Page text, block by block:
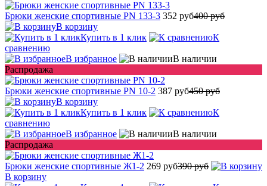
Брюки женские спортивные PN 133-3 352 руб400 руб
В корзину
Купить в 1 клик
К
сравнению
В избранное
В наличии
Распродажа
Брюки женские спортивные PN 10-2 387 руб450 руб
В корзину
Купить в 1 клик
К
сравнению
В избранное
В наличии
Распродажа
Брюки женские спортивные Ж1-2 269 руб390 руб
В корзину